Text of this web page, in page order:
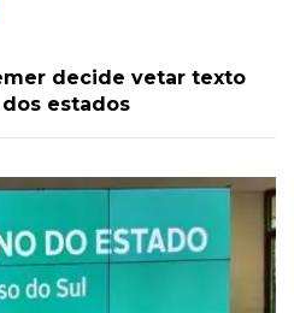
decide vetar texto
estados